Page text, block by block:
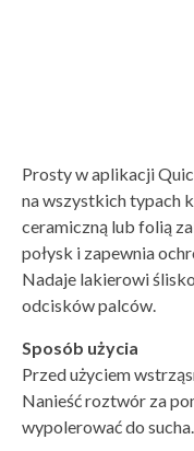
Prosty w aplikacji
na wszystkich typach
ceramiczną lub folią
połysk i zapewnia
Nadaje lakierowi
odcisków palców.
Sposób użycia
Przed użyciem
Nanieść roztwór za
wypolerować do sucha.